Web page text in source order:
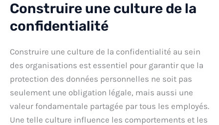
Construire une culture de la
confidentialité
Construire une culture de la confidentialité au sein
des organisations est essentiel pour garantir que la
protection des données personnelles ne soit pas
seulement une obligation légale, mais aussi une
valeur fondamentale partagée par tous les employés.
Une telle culture influence les comportements et les